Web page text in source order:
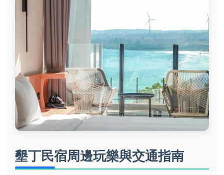
墾丁民宿周邊玩樂與交通指南